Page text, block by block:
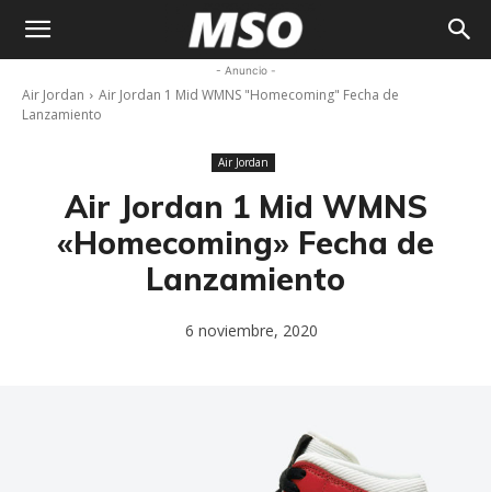
Sneaker
- Anuncio -
Air Jordan
Air Jordan 1 Mid WMNS "Homecoming" Fecha de
Lanzamiento
Air Jordan
Air Jordan 1 Mid WMNS
«Homecoming» Fecha de
Lanzamiento
6 noviembre, 2020